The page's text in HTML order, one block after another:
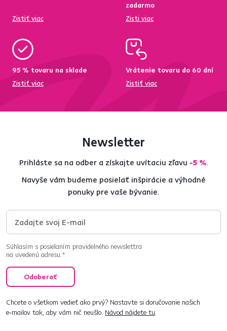
Zistiť viac
zadarmo
Zisti viac
95 % tovaru na sklade
Zistiť viac
Vrátenie tovaru do 60 dní
Zistiť viac
Newsletter
Prihláste sa na odber a získajte uvítaciu zľavu -5 %.
Navyše vám budeme posielať inšpirácie a výhodné
ponuky pre vaše bývanie.
Súhlasím s posielaním pravidelného newslettra
na uvedenú adresu.*
Odoberať
Chcete o všetkom vedieť ako prvý? Nastavte si doručovanie našich
e‑mailov tak, aby vám nič neušlo. Návod nájdete tu.